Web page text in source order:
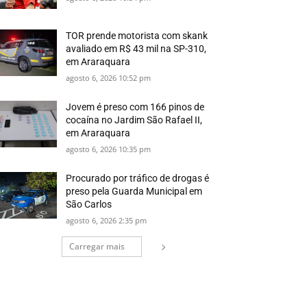
TOR prende motorista com skank
avaliado em R$ 43 mil na SP-310,
em Araraquara
agosto 6, 2026 10:52 pm
Jovem é preso com 166 pinos de
cocaína no Jardim São Rafael II,
em Araraquara
agosto 6, 2026 10:35 pm
Procurado por tráfico de drogas é
preso pela Guarda Municipal em
São Carlos
agosto 6, 2026 2:35 pm
Carregar mais